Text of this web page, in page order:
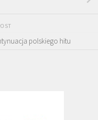
polskiego hitu